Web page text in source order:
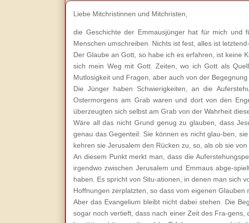
Liebe Mitchristinnen und Mitchristen,
die Geschichte der Emmausjünger hat für mich und
Menschen umschreiben. Nichts ist fest, alles ist
Der Glaube an Gott, so habe ich es erfahren, ist keine
sich mein Weg mit Gott. Zeiten, wo ich Gott als
Mutlosigkeit und Fragen, aber auch von der
Die Jünger haben Schwierigkeiten, an die
Ostermorgens am Grab waren und dort von den
überzeugten sich selbst am Grab von der Wahrheit
Wäre all das nicht Grund genug zu glauben, dass
genau das Gegenteil: Sie können es nicht glau-ben,
kehren sie Jerusalem den Rücken zu, so, als ob sie
An diesem Punkt merkt man, dass die
irgendwo zwischen Jerusalem und Emmaus abge-
haben. Es spricht von Situ-ationen, in denen man sich
Hoffnungen zerplatzten, so dass vom eigenen Glauben
Aber das Evangelium bleibt nicht dabei stehen. Die
sogar noch vertieft, dass nach einer Zeit des Fra-